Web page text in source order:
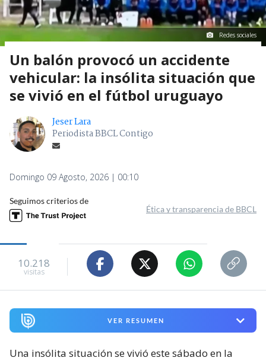
Redes sociales
Un balón provocó un accidente
vehicular: la insólita situación que
se vivió en el fútbol uruguayo
Jeser Lara
Periodista BBCL Contigo
Domingo 09 Agosto, 2026 | 00:10
Seguimos criterios de
Ética y transparencia de BBCL
10.218
visitas
VER RESUMEN
Una insólita situación se vivió este sábado en la